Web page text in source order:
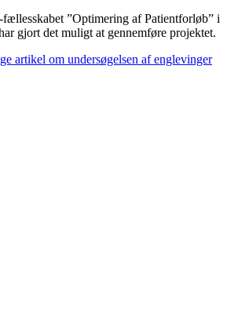
”Optimering af Patientforløb” i
gjort det muligt at gennemføre projektet.
artikel om undersøgelsen af englevinger